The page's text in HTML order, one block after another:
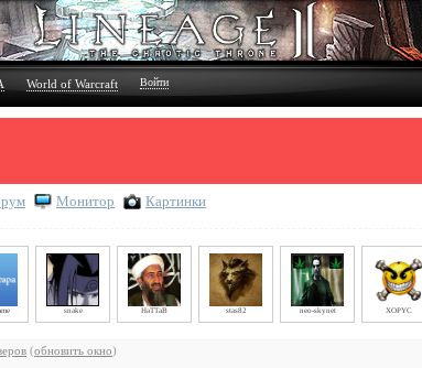
World of Warcraft Войти
Монитор Картинки
snake HaTTaB stas82 neo-skynet XOPYC
(обновить окно)